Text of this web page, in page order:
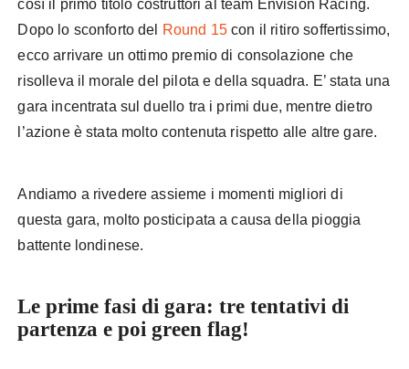
così il primo titolo costruttori al team Envision Racing.
Dopo lo sconforto del
Round 15 con il ritiro soffertissimo,
ecco arrivare un ottimo premio di consolazione che
risolleva il morale del pilota e della squadra. E’ stata una
gara incentrata sul duello tra i primi due, mentre dietro
l’azione è stata molto contenuta rispetto alle altre gare.
Andiamo a rivedere assieme i momenti migliori di
questa gara, molto posticipata a causa della pioggia
battente londinese.
Le prime fasi di gara: tre tentativi di
partenza e poi green flag!